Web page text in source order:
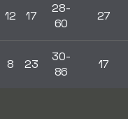
12 17
28-
60
27
8 23
30-
86
17